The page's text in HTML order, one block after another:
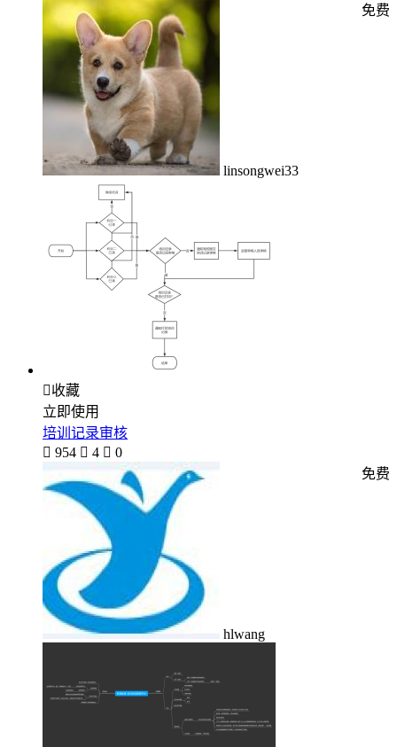
linsongwei33
免费
收藏
立即使用
培训记录审核
 954  4  0
hlwang
免费